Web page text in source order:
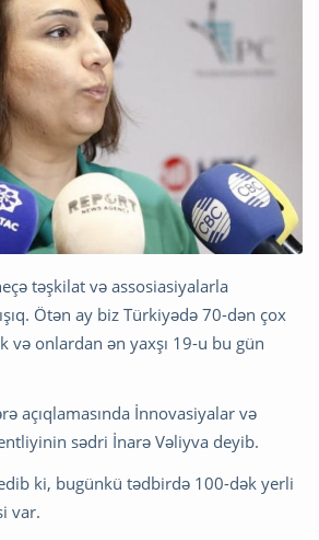
təşkilat və assosiasiyalarla
Ötən ay biz Türkiyədə 70-dən çox
və onlardan ən yaxşı 19-u bu gün
açıqlamasında İnnovasiyalar və
sədri İnarə Vəliyva deyib.
ki, bugünkü tədbirdə 100-dək yerli
var.